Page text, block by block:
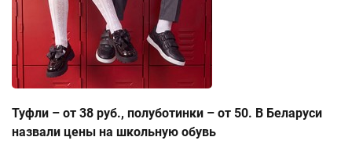
Туфли – от 38 руб., полуботинки – от 50. В Беларуси
назвали цены на школьную обувь